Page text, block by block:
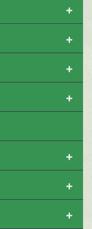
+
+
+
+
+
+
+